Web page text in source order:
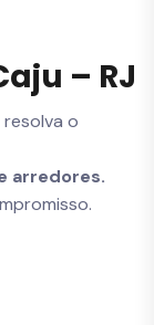
– RJ
o
arredores.